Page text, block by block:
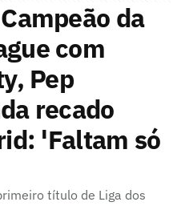
da
com
Pep
recado
'Faltam só
título de Liga dos